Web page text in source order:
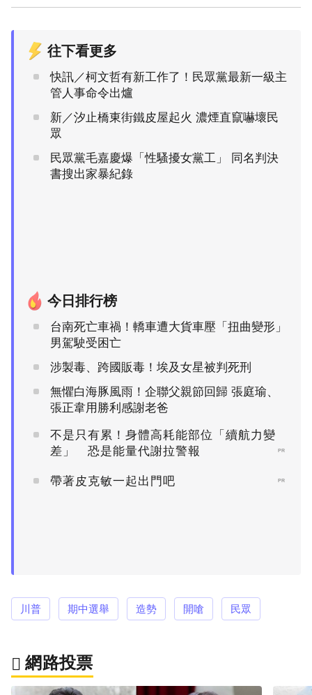
往下看更多
快訊／柯文哲有新工作了！民眾黨最新一級主
管人事命令出爐
新／汐止橋東街鐵皮屋起火 濃煙直竄嚇壞民
眾
民眾黨毛嘉慶爆「性騷擾女黨工」 同名判決
書搜出家暴紀錄
今日排行榜
台南死亡車禍！轎車遭大貨車壓「扭曲變形」
男駕駛受困亡
涉製毒、跨國販毒！埃及女星被判死刑
無懼白海豚風雨！企聯父親節回歸 張庭瑜、
張正韋用勝利感謝老爸
不是只有累！身體高耗能部位「續航力變
差」 恐是能量代謝拉警報
PR
帶著皮克敏一起出門吧 PR
川普 期中選舉 造勢 開嗆 民眾
網路投票